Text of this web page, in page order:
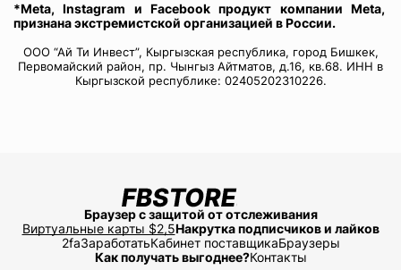
*Meta, Instagram и Facebook продукт компании Meta,
признана экстремистской организацией в России.
ООО “Ай Ти Инвест”, Кыргызская республика, город Бишкек,
Первомайский район, пр. Чынгыз Айтматов, д.16, кв.68. ИНН в
Кыргызской республике: 02405202310226.
Браузер с защитой от отслеживания
Виртуальные карты $2,5Накрутка подписчиков и лайков
2faЗаработатьКабинет поставщикаБраузеры
Как получать выгоднее?Контакты